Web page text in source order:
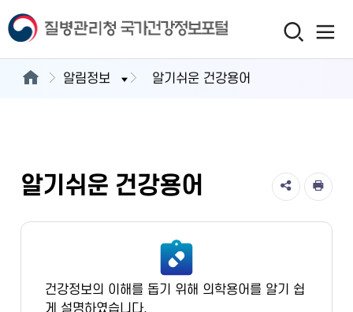
알림정보 알기쉬운 건강용어
알기쉬운 건강용어
건강정보의 이해를 돕기 위해 의학용어를 알기 쉽
게 설명하였습니다.